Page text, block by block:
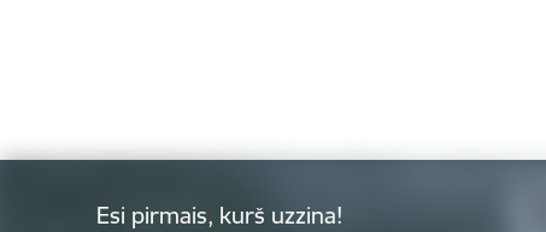
Esi pirmais, kurš uzzina!